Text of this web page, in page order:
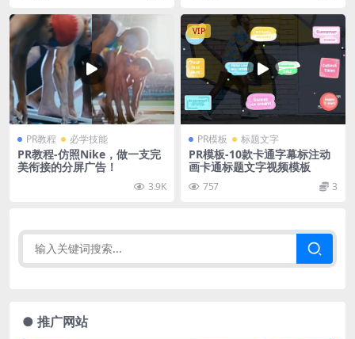
PR教程 必学技能
PR教程-仿照Nike，做一支完
美衔接的分屏广告！
3.9K
VIP
PR模板 标题文字
PR模板-10款卡通字幕标注动
画卡通标题文字视频模板
757 3
● 推广网站